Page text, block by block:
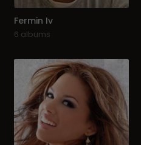
Fermin Iv
6 albums